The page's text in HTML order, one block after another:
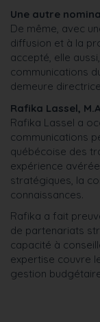
Une autre
De même, avec
diffusion et à la
accepté, elle
communications
demeure
Rafika Lassel,
Rafika Lassel a
communications
québécoise des
expérience
stratégiques, la
connaissances.
Rafika a fait
de partenariats
capacité à
expertise couvre
gestion